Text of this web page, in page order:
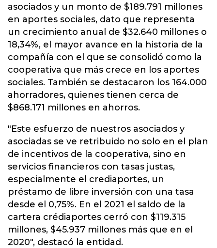
asociados y un monto de $189.791 millones
en aportes sociales, dato que representa
un crecimiento anual de $32.640 millones o
18,34%, el mayor avance en la historia de la
compañía con el que se consolidó como la
cooperativa que más crece en los aportes
sociales. También se destacaron los 164.000
ahorradores, quienes tienen cerca de
$868.171 millones en ahorros.
"Este esfuerzo de nuestros asociados y
asociadas se ve retribuido no solo en el plan
de incentivos de la cooperativa, sino en
servicios financieros con tasas justas,
especialmente el crediaportes, un
préstamo de libre inversión con una tasa
desde el 0,75%. En el 2021 el saldo de la
cartera crédiaportes cerró con $119.315
millones, $45.937 millones más que en el
2020", destacó la entidad.